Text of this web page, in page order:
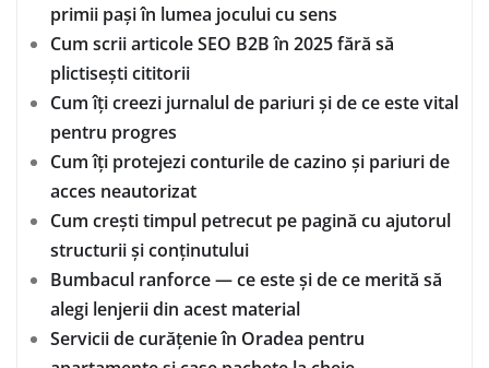
primii pași în lumea jocului cu sens
Cum scrii articole SEO B2B în 2025 fără să
plictisești cititorii
Cum îți creezi jurnalul de pariuri și de ce este vital
pentru progres
Cum îți protejezi conturile de cazino și pariuri de
acces neautorizat
Cum crești timpul petrecut pe pagină cu ajutorul
structurii și conținutului
Bumbacul ranforce — ce este și de ce merită să
alegi lenjerii din acest material
Servicii de curățenie în Oradea pentru